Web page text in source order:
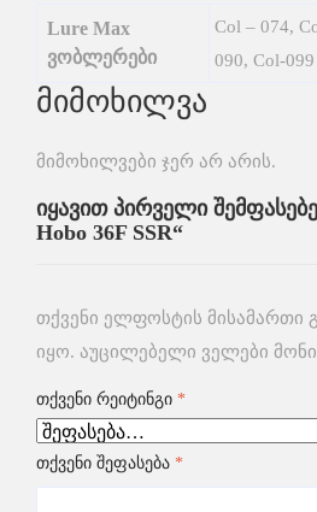
Lure Max
ვობლერები
Col – 074,
090, Col-099
მიმოხილვა
მიმოხილვები ჯერ არ არის.
იყავით პირველი
Hobo 36F SSR“
თქვენი ელფოსტის მისამართი
იყო. აუცილებელი ველები
თქვენი რეიტინგი *
თქვენი შეფასება *